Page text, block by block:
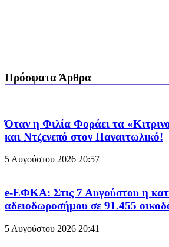
Πρόσφατα Άρθρα
Όταν η Φιλία Φοράει τα
και Ντζενεπό στον Παναιτωλικό!
5 Αυγούστου 2026 20:57
e-ΕΦΚΑ: Στις 7 Αυγούστου η
αδειοδωροσήμου σε 91.455
5 Αυγούστου 2026 20:41